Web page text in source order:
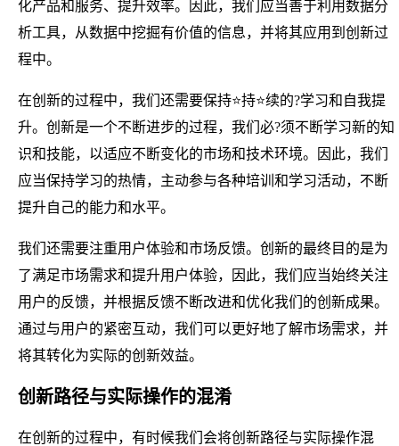
化产品和服务、提升效率。因此，我们应当善于利用数据分
析工具，从数据中挖掘有价值的信息，并将其应用到创新过
程中。
在创新的过程中，我们还需要保持⭐持⭐续的?学习和自我提
升。创新是一个不断进步的过程，我们必?须不断学习新的知
识和技能，以适应不断变化的市场和技术环境。因此，我们
应当保持学习的热情，主动参与各种培训和学习活动，不断
提升自己的能力和水平。
我们还需要注重用户体验和市场反馈。创新的最终目的是为
了满足市场需求和提升用户体验，因此，我们应当始终关注
用户的反馈，并根据反馈不断改进和优化我们的创新成果。
通过与用户的紧密互动，我们可以更好地了解市场需求，并
将其转化为实际的创新效益。
创新路径与实际操作的混淆
在创新的过程中，有时候我们会将创新路径与实际操作混